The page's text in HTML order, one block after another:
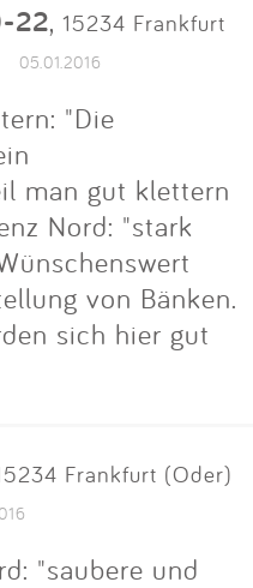
22, 15234 Frankfurt
05.01.2016
"Die
man gut klettern
Nord: "stark
von Bänken.
sich hier gut
Frankfurt (Oder)
"saubere und